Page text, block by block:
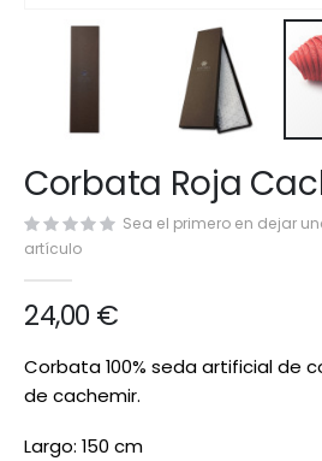
al
comienzo
de
la
galería
de
imágenes
Corbata Roja
Sea el primero en dejar
artículo
24,00 €
Corbata 100% seda artificial de
de cachemir.
Largo: 150 cm